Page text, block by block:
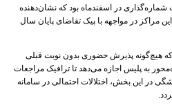
خدمت شماره‌گذاری در اسفندماه بود که نشان‌دهنده
مراکز در مواجهه با پیک تقاضای پایان سال
که هیچ‌گونه پذیرش حضوری بدون نوبت قبلی
به پلیس اجازه می‌دهد تا ترافیک مراجعات
در این بخش، اختلالات احتمالی در سامانه